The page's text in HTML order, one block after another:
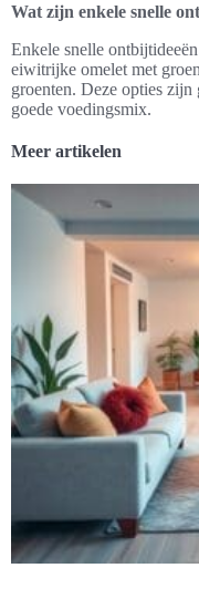
Wat zijn enkele snelle
Enkele snelle
eiwitrijke omelet met
groenten. Deze opties
goede voedingsmix.
Meer artikelen